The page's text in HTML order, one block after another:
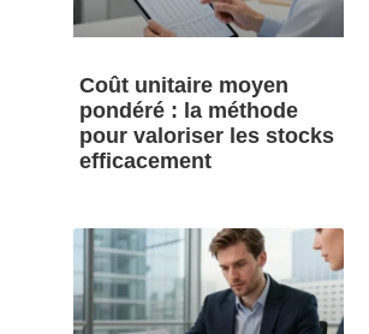
Coût unitaire moyen
pondéré : la méthode
pour valoriser les stocks
efficacement